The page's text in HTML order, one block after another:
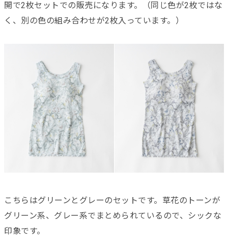
開で2枚セットでの販売になります。（同じ色が2枚ではな
く、別の色の組み合わせが2枚入っています。）
こちらはグリーンとグレーのセットです。草花のトーンが
グリーン系、グレー系でまとめられているので、シックな
印象です。